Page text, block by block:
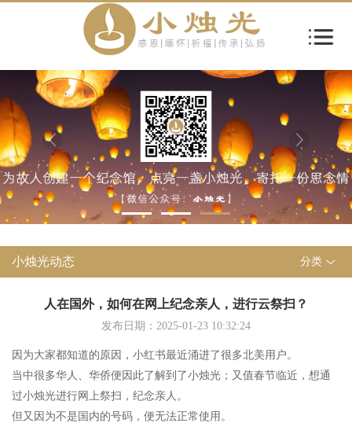
小烛光动态 分类
人在国外，如何在网上纪念亲人，进行云祭扫？
发布日期：2025-01-23 10:32:24
因为大家都知道的原因，小红书最近涌进了很多北美用户。
当中很多华人、华侨便因此了解到了小烛光；又值春节临近，想通
过小烛光进行网上祭扫，纪念亲人。
但又因为不是国内的号码，便无法正常使用。